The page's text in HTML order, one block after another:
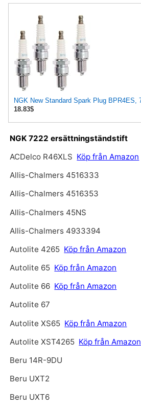
18.83$
NGK 7222 ersättningständstift
ACDelco R46XLS Köp från Amazon
Allis-Chalmers 4516333
Allis-Chalmers 4516353
Allis-Chalmers 45NS
Allis-Chalmers 4933394
Autolite 4265 Köp från Amazon
Autolite 65 Köp från Amazon
Autolite 66 Köp från Amazon
Autolite 67
Autolite XS65 Köp från Amazon
Autolite XST4265 Köp från Amazon
Beru 14R-9DU
Beru UXT2
Beru UXT6